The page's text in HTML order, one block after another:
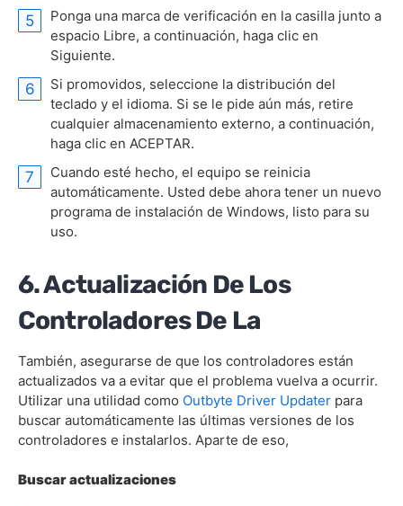
Ponga una marca de verificación en la casilla junto a
espacio Libre, a continuación, haga clic en
Siguiente.
Si promovidos, seleccione la distribución del
teclado y el idioma. Si se le pide aún más, retire
cualquier almacenamiento externo, a continuación,
haga clic en ACEPTAR.
Cuando esté hecho, el equipo se reinicia
automáticamente. Usted debe ahora tener un nuevo
programa de instalación de Windows, listo para su
uso.
6. Actualización De Los
Controladores De La
También, asegurarse de que los controladores están
actualizados va a evitar que el problema vuelva a ocurrir.
Utilizar una utilidad como Outbyte Driver Updater para
buscar automáticamente las últimas versiones de los
controladores e instalarlos. Aparte de eso,
Buscar actualizaciones